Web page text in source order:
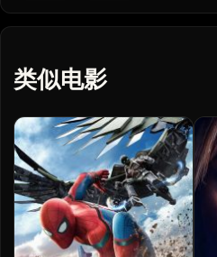
类似电影